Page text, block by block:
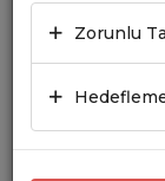
Zorunlu